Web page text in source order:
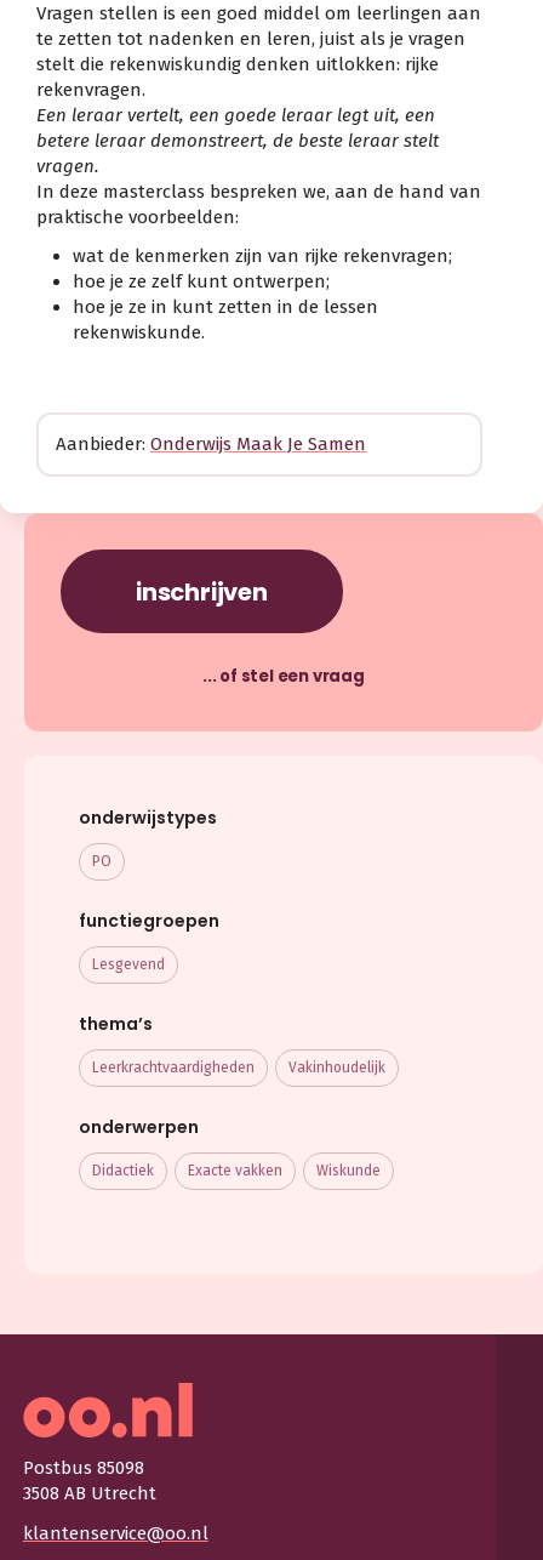
Vragen stellen is een goed middel om leerlingen aan
te zetten tot nadenken en leren, juist als je vragen
stelt die rekenwiskundig denken uitlokken: rijke
rekenvragen.
Een leraar vertelt, een goede leraar legt uit, een
betere leraar demonstreert, de beste leraar stelt
vragen.
In deze masterclass bespreken we, aan de hand van
praktische voorbeelden:
wat de kenmerken zijn van rijke rekenvragen;
hoe je ze zelf kunt ontwerpen;
hoe je ze in kunt zetten in de lessen
rekenwiskunde.
Aanbieder: Onderwijs Maak Je Samen
inschrijven
... of stel een vraag
onderwijstypes
PO
functiegroepen
Lesgevend
thema’s
Leerkracht­vaardigheden Vakinhoudelijk
onderwerpen
Didactiek Exacte vakken Wiskunde
Postbus 85098
3508 AB Utrecht
klantenservice@oo.nl